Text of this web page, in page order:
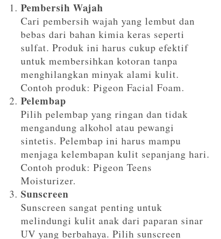
Pembersih Wajah
Cari pembersih wajah yang lembut dan
bebas dari bahan kimia keras seperti
sulfat. Produk ini harus cukup efektif
untuk membersihkan kotoran tanpa
menghilangkan minyak alami kulit.
Contoh produk: Pigeon Facial Foam.
Pelembap
Pilih pelembap yang ringan dan tidak
mengandung alkohol atau pewangi
sintetis. Pelembap ini harus mampu
menjaga kelembapan kulit sepanjang hari.
Contoh produk: Pigeon Teens
Moisturizer.
Sunscreen
Sunscreen sangat penting untuk
melindungi kulit anak dari paparan sinar
UV yang berbahaya. Pilih sunscreen